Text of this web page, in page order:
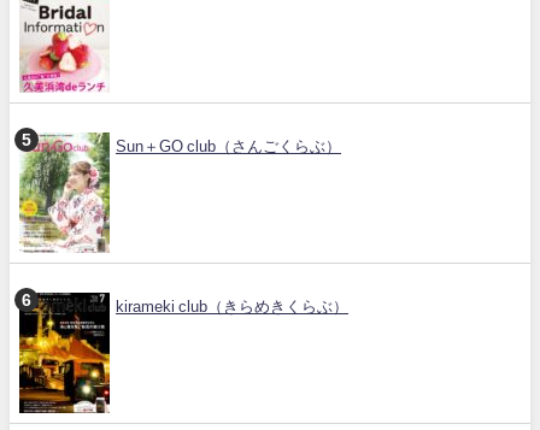
Sun＋GO club（さんごくらぶ）
kirameki club（きらめきくらぶ）